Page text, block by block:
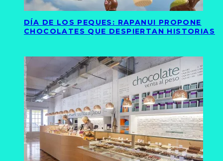
DÍA DE LOS PEQUES: RAPANUI PROPONE
CHOCOLATES QUE DESPIERTAN HISTORIAS